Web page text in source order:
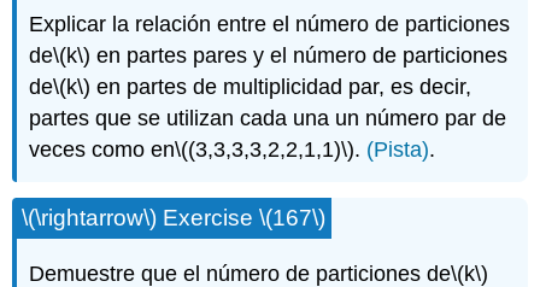
Explicar la relación entre el número de particiones
de\(k\) en partes pares y el número de particiones
de\(k\) en partes de multiplicidad par, es decir,
partes que se utilizan cada una un número par de
veces como en\((3,3,3,3,2,2,1,1)\). (Pista).
\(\rightarrow\) Exercise\(167\)
Demuestre que el número de particiones de\(k\)